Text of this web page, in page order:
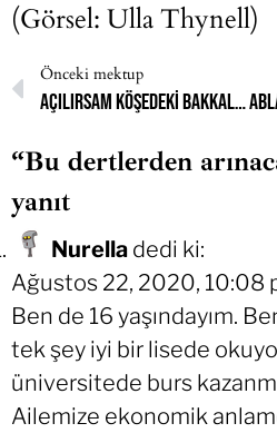
(Görsel: Ulla Thynell)
Önceki mektup
Açılırsam köşedeki bakkalın ne tepki vereceğini bile düşündüm.
“Bu dertlerden
yanıt
Nurella dedi ki:
Ağustos 22, 2020, 10:08
Ben de 16 yaşındayım.
tek şey iyi bir lisede
üniversitede burs
Ailemize ekonomik